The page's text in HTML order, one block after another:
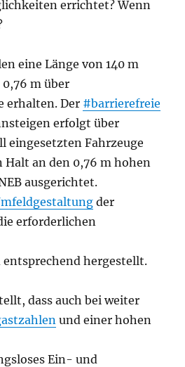
errichtet? Wenn
eine Länge von 140 m
m über
erhalten. Der #barrierefreie
erfolgt über
eingesetzten Fahrzeuge
Halt an den 0,76 m hohen
ausgerichtet.
der
erforderlichen
hergestellt.
dass auch bei weiter
und einer hohen
Ein- und